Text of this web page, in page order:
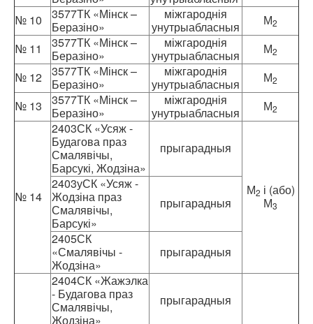
№ 10
3577ТК «Мінск –
Беразіно»
міжгароднія
унутрыабласныя
М2
№ 11
3577ТК «Мінск –
Беразіно»
міжгароднія
унутрыабласныя
М2
№ 12
3577ТК «Мінск –
Беразіно»
міжгароднія
унутрыабласныя
М2
№ 13
3577ТК «Мінск –
Беразіно»
міжгароднія
унутрыабласныя
М2
№ 14
2403СК «Усяж -
Будагова праз
Смалявічы,
Барсукі, Жодзіна»
прыгарадныя
М2 і (або)
М3
2403уСК «Усяж -
Жодзіна праз
Смалявічы,
Барсукі»
прыгарадныя
2405СК
«Смалявічы -
Жодзіна»
прыгарадныя
2404СК «Жажэлка
- Будагова праз
Смалявічы,
Жодзіна»
прыгарадныя